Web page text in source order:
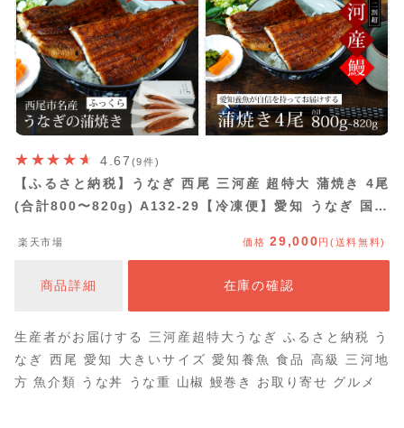
4.67 (9件)
【ふるさと納税】うなぎ 西尾 三河産 超特大 蒲焼き 4尾
(合計800〜820g) A132-29【冷凍便】愛知 うなぎ 国産
尾市 蒲焼 海鮮 食品 MB
楽天市場 価格29,000 円(送料無料)
商品詳細 在庫の確認
生産者がお届けする 三河産超特大うなぎ ふるさと納税 う
なぎ 西尾 愛知 大きいサイズ 愛知養魚 食品 高級 三河地
方 魚介類 うな丼 うな重 山椒 鰻巻き お取り寄せ グルメ